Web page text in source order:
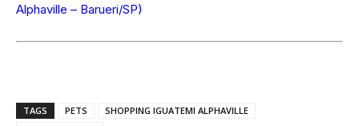
Alphaville – Barueri/SP)
TAGS PETS
SHOPPING IGUATEMI ALPHAVILLE